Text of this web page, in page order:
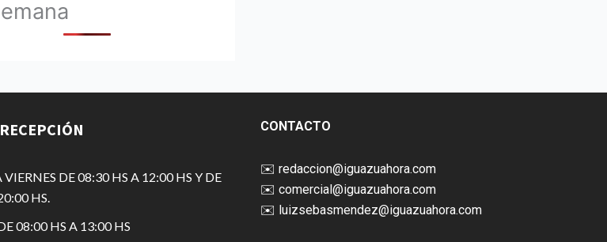
VIERNES DE 08:30 HS A 12:00 HS Y DE
HS.
08:00 HS A 13:00 HS
CONTACTO
✉️ redaccion@iguazuahora.com
✉️ comercial@iguazuahora.com
✉️ luizsebasmendez@iguazuahora.com